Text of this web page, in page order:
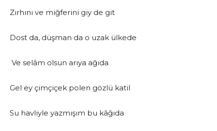
Zırhını ve miğferini giy de git
Dost da, düşman da o uzak ülkede
Ve selâm olsun arıya ağıda
Gel ey çimçiçek polen gözlü katil
Su havliyle yazmışım bu kâğıda